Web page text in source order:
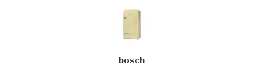
bosch